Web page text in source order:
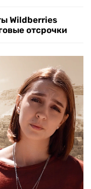
Wildberries
отсрочки